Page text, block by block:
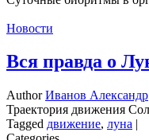
Новости
Вся правда о
AuthorИванов Александр
Траектория движения
Tagged движение, луна |